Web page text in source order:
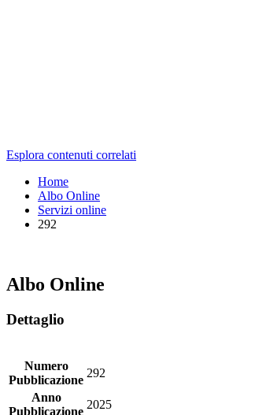
Esplora contenuti correlati
Home
Albo Online
Servizi online
292
Albo Online
Dettaglio
Numero
Pubblicazione
292
Anno
Pubblicazione
2025